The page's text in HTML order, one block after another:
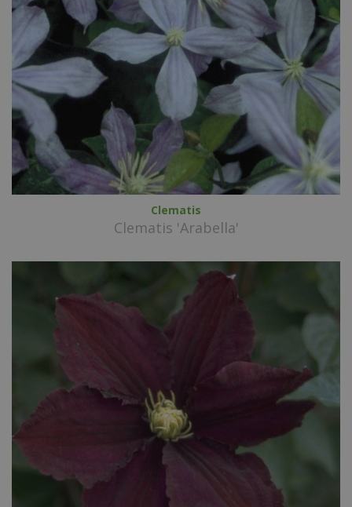
Clematis
Clematis 'Arabella'